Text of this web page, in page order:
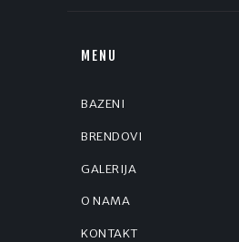
MENU
BAZENI
BRENDOVI
GALERIJA
O NAMA
KONTAKT